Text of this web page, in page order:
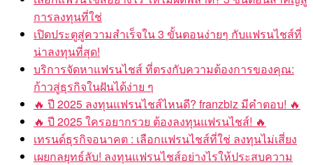
การลงทุนที่ใช่
เปิดประตูสู่ความสำเร็จใน 3 ขั้นตอนง่ายๆ กับแฟรนไชส์ที่
น่าลงทุนที่สุด!
บริการจัดหาแฟรนไชส์ ที่ตรงกับความต้องการของคุณ:
ก้าวสู่ธุรกิจในฝันได้ง่าย ๆ
🔥 ปี 2025 ลงทุนแฟรนไชส์ไหนดี? franzbiz มีคำตอบ! 🔥
🔥 ปี 2025 ใครอยากรวย ต้องลงทุนแฟรนไชส์! 🔥
เทรนด์ธุรกิจอนาคต : เลือกแฟรนไชส์ที่ใช่ ลงทุนไม่เสี่ยง
เผยกลยุทธ์ลับ! ลงทุนแฟรนไชส์อย่างไรให้ประสบความ